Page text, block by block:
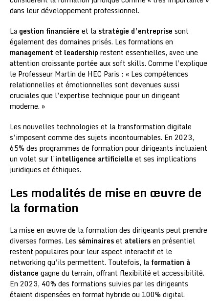
dans leur développement professionnel.
La gestion financière et la stratégie d’entreprise sont
également des domaines prisés. Les formations en
management et leadership restent essentielles, avec une
attention croissante portée aux soft skills. Comme l’explique
le Professeur Martin de HEC Paris : « Les compétences
relationnelles et émotionnelles sont devenues aussi
cruciales que l’expertise technique pour un dirigeant
moderne. »
Les nouvelles technologies et la transformation digitale
s’imposent comme des sujets incontournables. En 2023,
65% des programmes de formation pour dirigeants incluaient
un volet sur l’intelligence artificielle et ses implications
juridiques et éthiques.
Les modalités de mise en œuvre de
la formation
La mise en œuvre de la formation des dirigeants peut prendre
diverses formes. Les séminaireset ateliersen présentiel
restent populaires pour leur aspect interactif et le
networking qu’ils permettent. Toutefois, la formation à
distance gagne du terrain, offrant flexibilité et accessibilité.
En 2023, 40% des formations suivies par les dirigeants
étaient dispensées en format hybride ou 100% digital.